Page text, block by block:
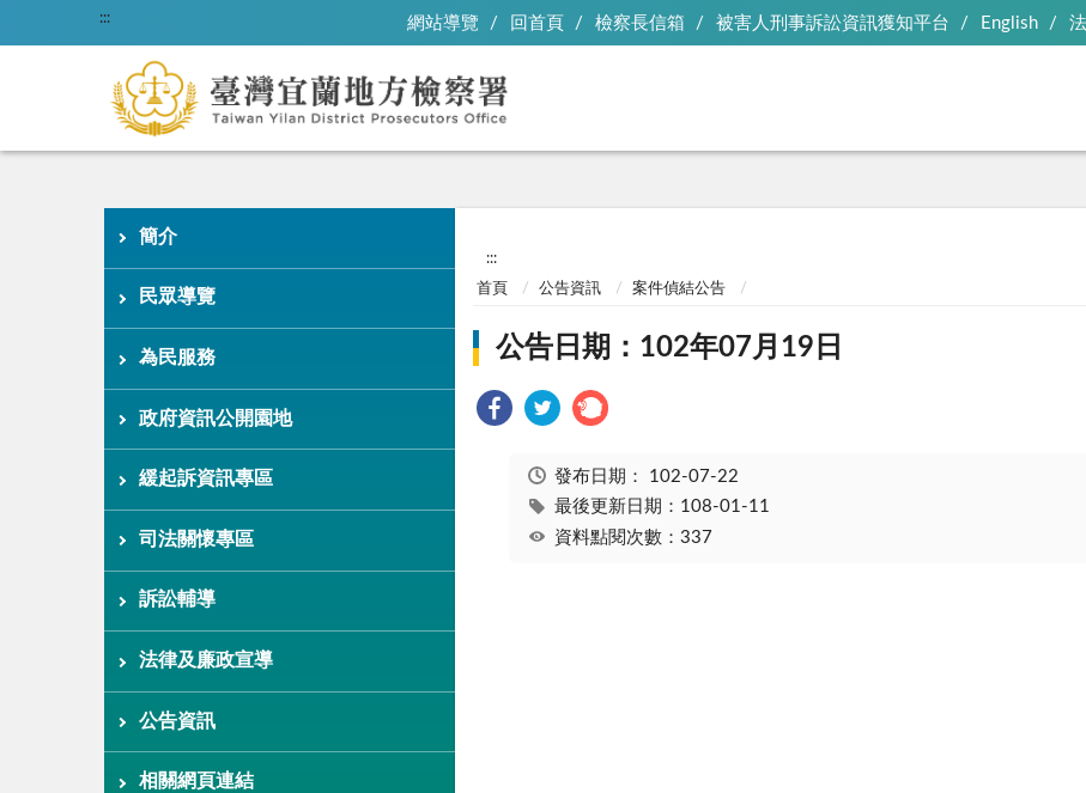
::: 網站導覽 回首頁 檢察長信箱 被害人刑事訴訟資訊獲知平台 English
簡介
民眾導覽
為民服務
政府資訊公開園地
緩起訴資訊專區
司法關懷專區
訴訟輔導
法律及廉政宣導
公告資訊
相關網頁連結
:::
首頁 公告資訊 案件偵結公告
公告日期：102年07月19日
發布日期： 102-07-22
最後更新日期：108-01-11
資料點閱次數：337